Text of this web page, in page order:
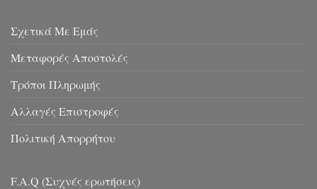
Σχετικά Με Εμάς
Μεταφορές Αποστολές
Τρόποι Πληρωμής
Αλλαγές Επιστροφές
Πολιτική Απορρήτου
F.A.Q (Συχνές ερωτήσεις)